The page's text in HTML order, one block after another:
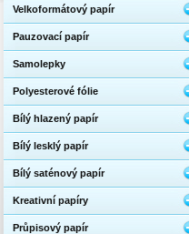
Velkoformátový papír
Pauzovací papír
Samolepky
Polyesterové fólie
Bílý hlazený papír
Bílý lesklý papír
Bílý saténový papír
Kreativní papíry
Průpisový papír